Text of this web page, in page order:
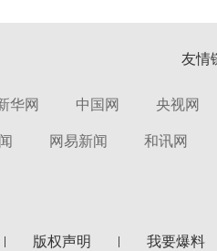
友情
华网 中国网 央视网
网易新闻 和讯网
版权声明 我要爆料